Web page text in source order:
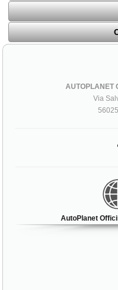
AUTOPLANET
Via
AutoPlanet